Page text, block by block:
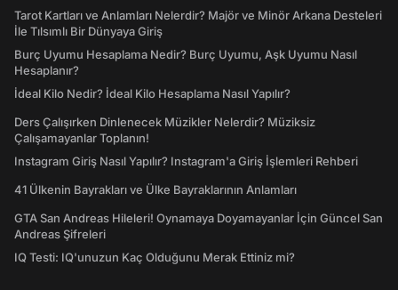
Tarot Kartları ve Anlamları Nelerdir? Majör ve Minör Arkana Desteleri
İle Tılsımlı Bir Dünyaya Giriş
Burç Uyumu Hesaplama Nedir? Burç Uyumu, Aşk Uyumu Nasıl
Hesaplanır?
İdeal Kilo Nedir? İdeal Kilo Hesaplama Nasıl Yapılır?
Ders Çalışırken Dinlenecek Müzikler Nelerdir? Müziksiz
Çalışamayanlar Toplanın!
Instagram Giriş Nasıl Yapılır? Instagram'a Giriş İşlemleri Rehberi
41 Ülkenin Bayrakları ve Ülke Bayraklarının Anlamları
GTA San Andreas Hileleri! Oynamaya Doyamayanlar İçin Güncel San
Andreas Şifreleri
IQ Testi: IQ'unuzun Kaç Olduğunu Merak Ettiniz mi?